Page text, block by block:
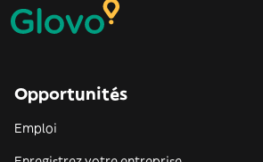
Opportunités
Emploi